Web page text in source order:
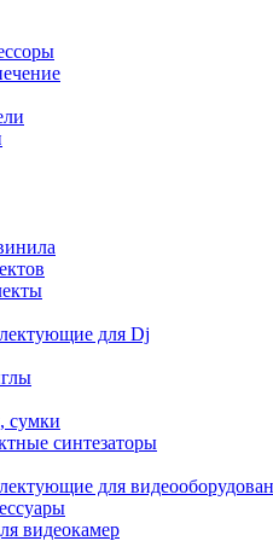
для Dj
сумки
синтезаторы
для
видеокамер